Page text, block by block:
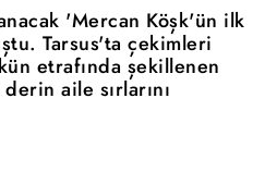
'Mercan Köşk'ün ilk
Tarsus'ta çekimleri
etrafında şekillenen
aile sırlarını